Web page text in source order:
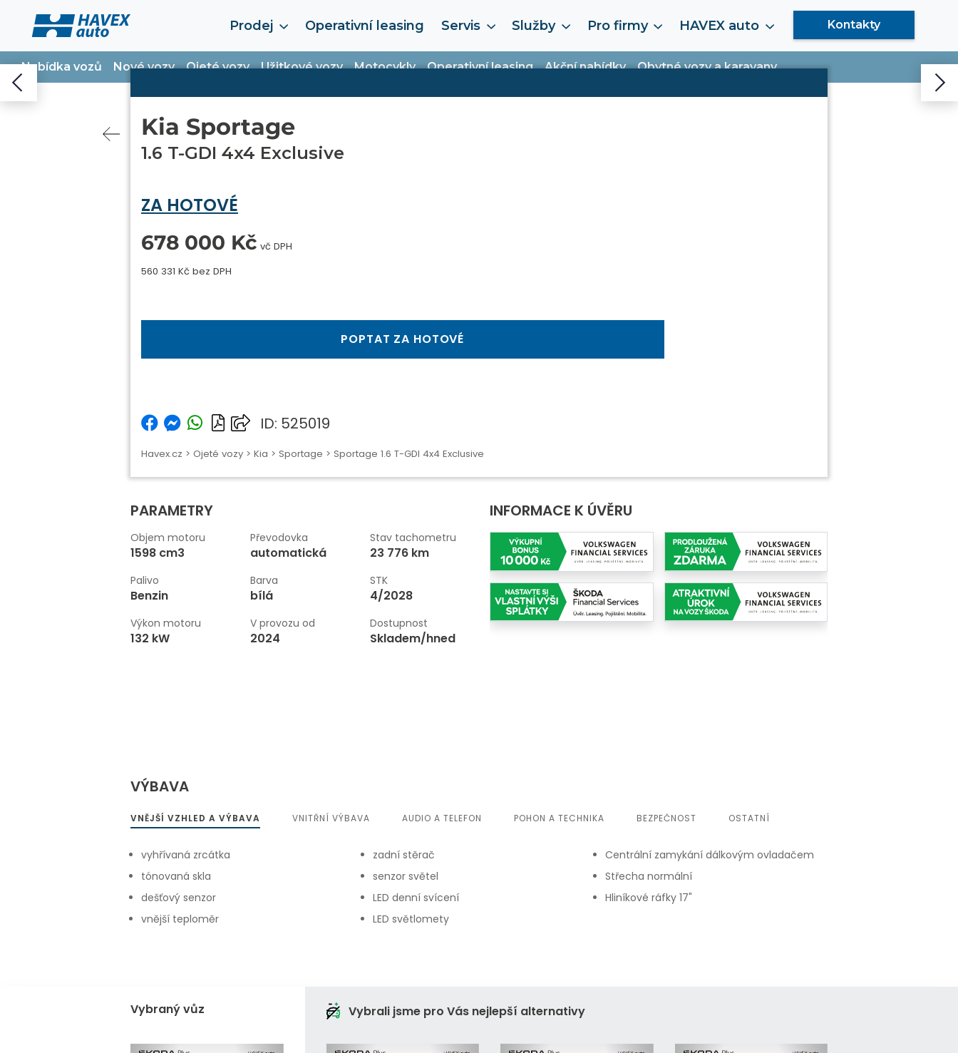
Prodej Operativní leasing Servis Služby Pro firmy HAVEX auto Kontakty
Nabídka vozů Nové vozy Ojeté vozy Užitkové vozy Motocykly Operativní leasing Akční nabídky Obytné vozy a karavany
Kia Sportage
1.6 T-GDI 4x4 Exclusive
ZA HOTOVÉ
678 000 Kč vč DPH
560 331 Kč bez DPH
POPTAT ZA HOTOVÉ
ID: 525019
Havex.cz > Ojeté vozy > Kia > Sportage > Sportage 1.6 T-GDI 4x4 Exclusive
PARAMETRY
Objem motoru
1598 cm3
Převodovka
automatická
Stav tachometru
23 776 km
Palivo
Benzin
Barva
bílá
STK
4/2028
Výkon motoru
132 kW
V provozu od
2024
Dostupnost
Skladem/hned
INFORMACE K ÚVĚRU
VÝBAVA
VNĚJŠÍ VZHLED A VÝBAVA VNITŘNÍ VÝBAVA AUDIO A TELEFON POHON A TECHNIKA BEZPEČNOST OSTATNÍ
vyhřívaná zrcátka
tónovaná skla
dešťový senzor
vnější teploměr
zadní stěrač
senzor světel
LED denní svícení
LED světlomety
Centrální zamykání dálkovým ovladačem
Střecha normální
Hliníkové ráfky 17"
Vybraný vůz Vybrali jsme pro Vás nejlepší alternativy